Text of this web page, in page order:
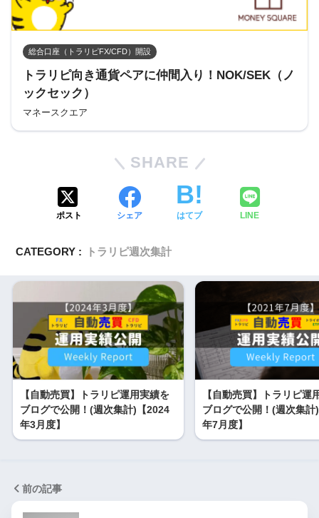
総合口座（トラリピFX/CFD）開設
トラリピ向き通貨ペアに仲間入り！NOK/SEK（ノ
ックセック）
マネースクエア
SHARE
ポスト シェア はてブ LINE
CATEGORY : トラリピ週次集計
【自動売買】トラリピ運用実績を
ブログで公開！(週次集計)【2024
年3月度】
【自動売買】トラリピ運
ブログで公開！(週次集計
年7月度】
前の記事